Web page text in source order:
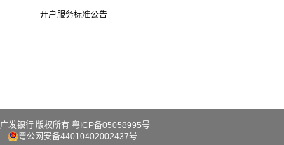
开户服务标准公告
广发银行 版权所有 粤ICP备05058995号
粤公网安备44010402002437号